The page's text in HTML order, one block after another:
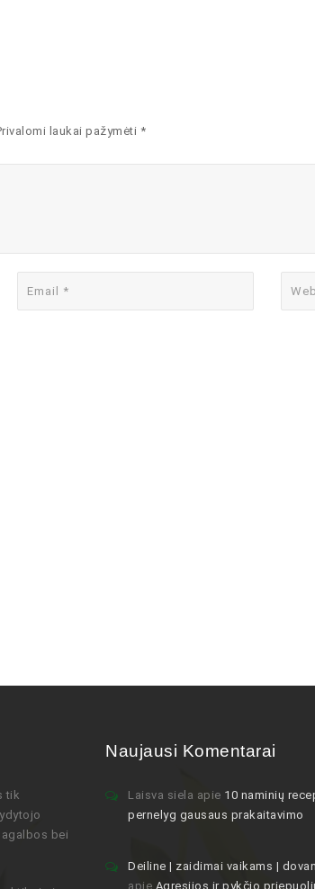
laukai pažymėti *
tik
bei
Naujausi Komentarai
Laisva siela apie 10 naminių
pernelyg gausaus prakaitavimo
Deiline | zaidimai vaikams |
apie Agresijos ir pykčio